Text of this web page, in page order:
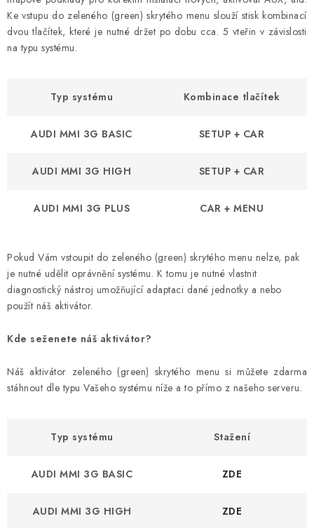
MERCEDES-BENZ
NISSAN
ŠKODA
TOYOTA
VW
Cookies a podmínky používání stránek
Podmínky ochrany osobních údajů
Obchodní podmínky
Ke vstupu do zeleného (green) skrytého menu slouží stisk kombinací
dvou tlačítek, které je nutné držet po dobu cca. 5 vteřin v závislosti
na typu systému.
Typ systému Kombinace tlačítek
AUDI MMI 3G BASIC SETUP + CAR
AUDI MMI 3G HIGH SETUP + CAR
AUDI MMI 3G PLUS CAR + MENU
Pokud Vám vstoupit do zeleného (green) skrytého menu nelze, pak
je nutné udělit oprávnění systému. K tomu je nutné vlastnit
diagnostický nástroj umožňující adaptaci dané jednotky a nebo
použít náš aktivátor.
Kde seženete náš aktivátor?
Náš aktivátor zeleného (green) skrytého menu si můžete zdarma
stáhnout dle typu Vašeho systému níže a to přímo z našeho serveru.
Typ systému Stažení
AUDI MMI 3G BASIC ZDE
AUDI MMI 3G HIGH ZDE